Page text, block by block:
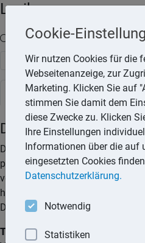
Lexika
Volltext-Suche in den Lexika
Rechtslexikon
Datenschutzrechte
Der Schutz von Personen bei der
personenbezogener Daten ist ein
verschiedene, gesetzlich
hat der Betroffene jedoch die
Daten vor Missbrauch zu schützen.
Tipp:
Hat ein Betroffener Grund
Cookie-
Wir nutzen Cookies für die
Webseitenanzeige, zur
Marketing. Klicken Sie auf
stimmen Sie damit dem
diese Zwecke zu. Klicken
Ihre Einstellungen
Informationen über die auf
eingesetzten Cookies
Datenschutzerklärung.
Notwendig
Statistiken